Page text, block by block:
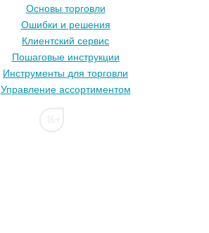
Основы торговли
Ошибки и решения
Клиентский сервис
Пошаговые инструкции
Инструменты для торговли
Управление ассортиментом